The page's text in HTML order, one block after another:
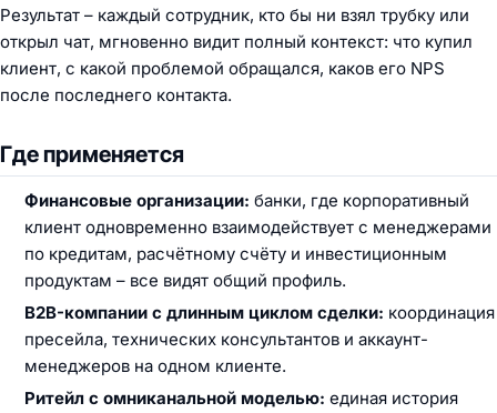
Результат – каждый сотрудник, кто бы ни взял трубку или
открыл чат, мгновенно видит полный контекст: что купил
клиент, с какой проблемой обращался, каков его NPS
после последнего контакта.
Где применяется
Финансовые организации: банки, где корпоративный
клиент одновременно взаимодействует с менеджерами
по кредитам, расчётному счёту и инвестиционным
продуктам – все видят общий профиль.
B2B-компании с длинным циклом сделки: координация
пресейла, технических консультантов и аккаунт-
менеджеров на одном клиенте.
Ритейл с омниканальной моделью: единая история